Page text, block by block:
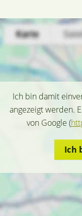
Ich bin damit
angezeigt werden.
von Google (
Ich